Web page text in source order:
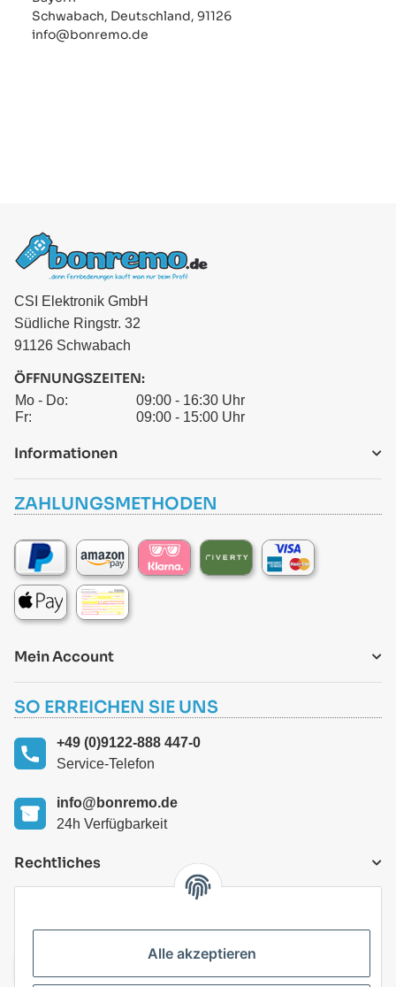
Schwabach, Deutschland, 91126
info@bonremo.de
CSI Elektronik GmbH
Südliche Ringstr. 32
91126 Schwabach
ÖFFNUNGSZEITEN:
Mo - Do:
09:00 - 16:30 Uhr
Fr:
09:00 - 15:00 Uhr
Informationen
ZAHLUNGSMETHODEN
Mein Account
SO ERREICHEN SIE UNS
+49 (0)9122-888 447-0
Service-Telefon
info@bonremo.de
24h Verfügbarkeit
Rechtliches
Alle akzeptieren